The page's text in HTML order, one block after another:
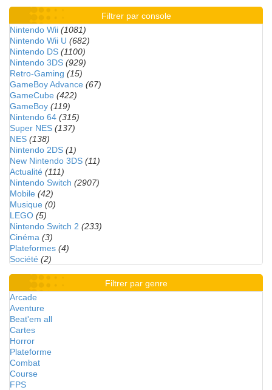
Filtrer par console
Nintendo Wii (1081)
Nintendo Wii U (682)
Nintendo DS (1100)
Nintendo 3DS (929)
Retro-Gaming (15)
GameBoy Advance (67)
GameCube (422)
GameBoy (119)
Nintendo 64 (315)
Super NES (137)
NES (138)
Nintendo 2DS (1)
New Nintendo 3DS (11)
Actualité (111)
Nintendo Switch (2907)
Mobile (42)
Musique (0)
LEGO (5)
Nintendo Switch 2 (233)
Cinéma (3)
Plateformes (4)
Société (2)
Filtrer par genre
Arcade
Aventure
Beat'em all
Cartes
Horror
Plateforme
Combat
Course
FPS